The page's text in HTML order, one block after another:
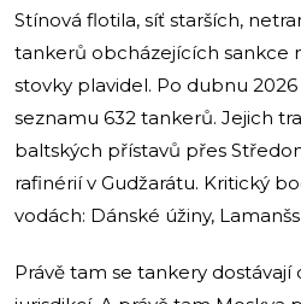
Stínová flotila, síť starších,
tankerů obcházejících sankce
stovky plavidel. Po dubnu
seznamu 632 tankerů. Jejich
baltských přístavů přes
rafinérií v Gudžarátu. Kritický
vodách: Dánské úžiny,
Právě tam se tankery